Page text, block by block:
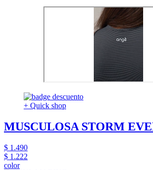
+ Quick shop
MUSCULOSA STORM
$ 1.490
$ 1.222
color